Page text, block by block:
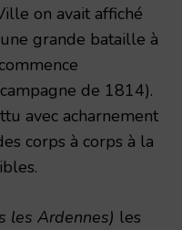
on avait affiché
grande bataille à
de 1814).
avec acharnement
corps à corps à la
les Ardennes) les